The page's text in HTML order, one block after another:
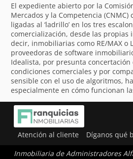
El expediente abierto por la
Mercados y la Competencia
ligadas al ‘ladrillo’ en los tres
comercialización, desde las propias
decir, inmobiliarias como RE/MAX o
proveedoras de software
Idealista, por presunta concertación
condiciones comerciales y por
sensible con el uso de algoritmos,
especialmente en cómo funcionan
Atención al cliente Díganos qué
Inmobiliaria de Administradores